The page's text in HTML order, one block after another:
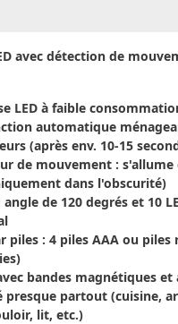
avec détection de
LED à faible
automatique
(après env. 10-15
de mouvement : s'allume
dans l'obscurité)
de 120 degrés et 10
piles : 4 piles AAA ou piles
bandes magnétiques et
presque partout (cuisine,
lit, etc.)